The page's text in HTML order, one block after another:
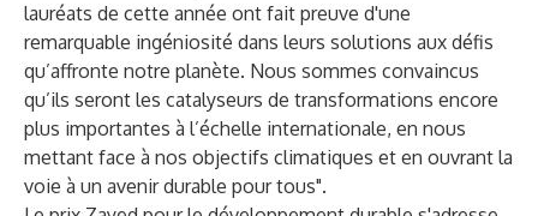
lauréats de cette année ont fait preuve d'une
remarquable ingéniosité dans leurs solutions aux défis
qu’affronte notre planète. Nous sommes convaincus
qu’ils seront les catalyseurs de transformations encore
plus importantes à l’échelle internationale, en nous
mettant face à nos objectifs climatiques et en ouvrant la
voie à un avenir durable pour tous".